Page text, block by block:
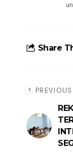
Share